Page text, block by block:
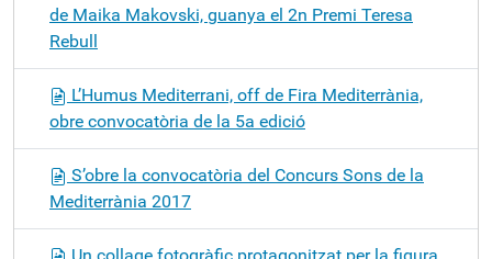
de Maika Makovski, guanya el 2n Premi Teresa
Rebull
L’Humus Mediterrani, off de Fira Mediterrània,
obre convocatòria de la 5a edició
S’obre la convocatòria del Concurs Sons de la
Mediterrània 2017